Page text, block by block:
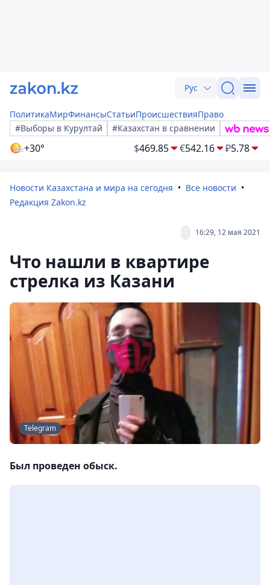
Рус
ПолитикаМирФинансыСтатьиПроисшествияПраво
#Выборы в Курултай
#Казахстан в сравнении
+30° $469.85 €542.16 ₽5.78
Новости Казахстана и мира на сегодня
Все новости
Редакция Zakon.kz
16:29, 12 мая 2021
Что нашли в квартире
стрелка из Казани
Telegram
Был проведен обыск.